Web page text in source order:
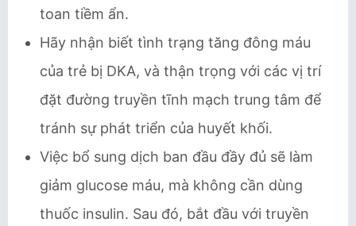
toan tiềm ẩn.
Hãy nhận biết tình trạng tăng đông máu
của trẻ bị DKA, và thận trọng với các vị trí
đặt đường truyền tĩnh mạch trung tâm để
tránh sự phát triển của huyết khối.
Việc bổ sung dịch ban đầu đầy đủ sẽ làm
giảm glucose máu, mà không cần dùng
thuốc insulin. Sau đó, bắt đầu với truyền